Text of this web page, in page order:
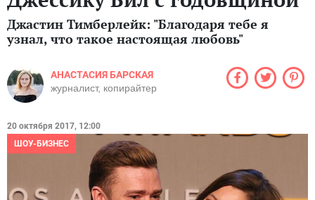
Джастин Тимберлейк: "Благодаря тебе я
узнал, что такое настоящая любовь"
АНАСТАСИЯ БАРСКАЯ
журналист, копирайтер
20 октября 2017, 12:00
ШОУ-БИЗНЕС